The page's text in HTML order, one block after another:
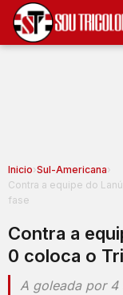
Inicio›Sul-Americana›
Contra a equipe do
fase
Contra a
0 coloca o
A goleada por 4